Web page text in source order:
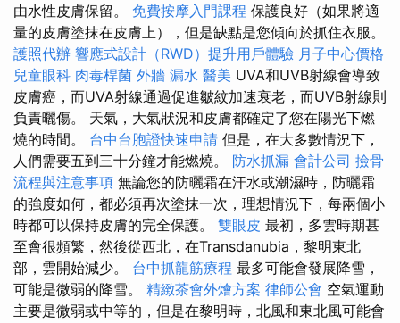
由水性皮膚保留。 免費按摩入門課程 保護良好（如果將適
量的皮膚塗抹在皮膚上），但是缺點是您傾向於抓住衣服。
護照代辦 響應式設計（RWD）提升用戶體驗 月子中心價格
兒童眼科 肉毒桿菌 外牆 漏水 醫美 UVA和UVB射線會導致
皮膚癌，而UVA射線通過促進皺紋加速衰老，而UVB射線則
負責曬傷。 天氣，大氣狀況和皮膚都確定了您在陽光下燃
燒的時間。 台中台胞證快速申請 但是，在大多數情況下，
人們需要五到三十分鐘才能燃燒。 防水抓漏 會計公司 撿骨
流程與注意事項 無論您的防曬霜在汗水或潮濕時，防曬霜
的強度如何，都必須再次塗抹一次，理想情況下，每兩個小
時都可以保持皮膚的完全保護。 雙眼皮 最初，多雲時期甚
至會很頻繁，然後從西北，在Transdanubia，黎明東北
部，雲開始減少。 台中抓龍筋療程 最多可能會發展降雪，
可能是微弱的降雪。 精緻茶會外燴方案 律師公會 空氣運動
主要是微弱或中等的，但是在黎明時，北風和東北風可能會